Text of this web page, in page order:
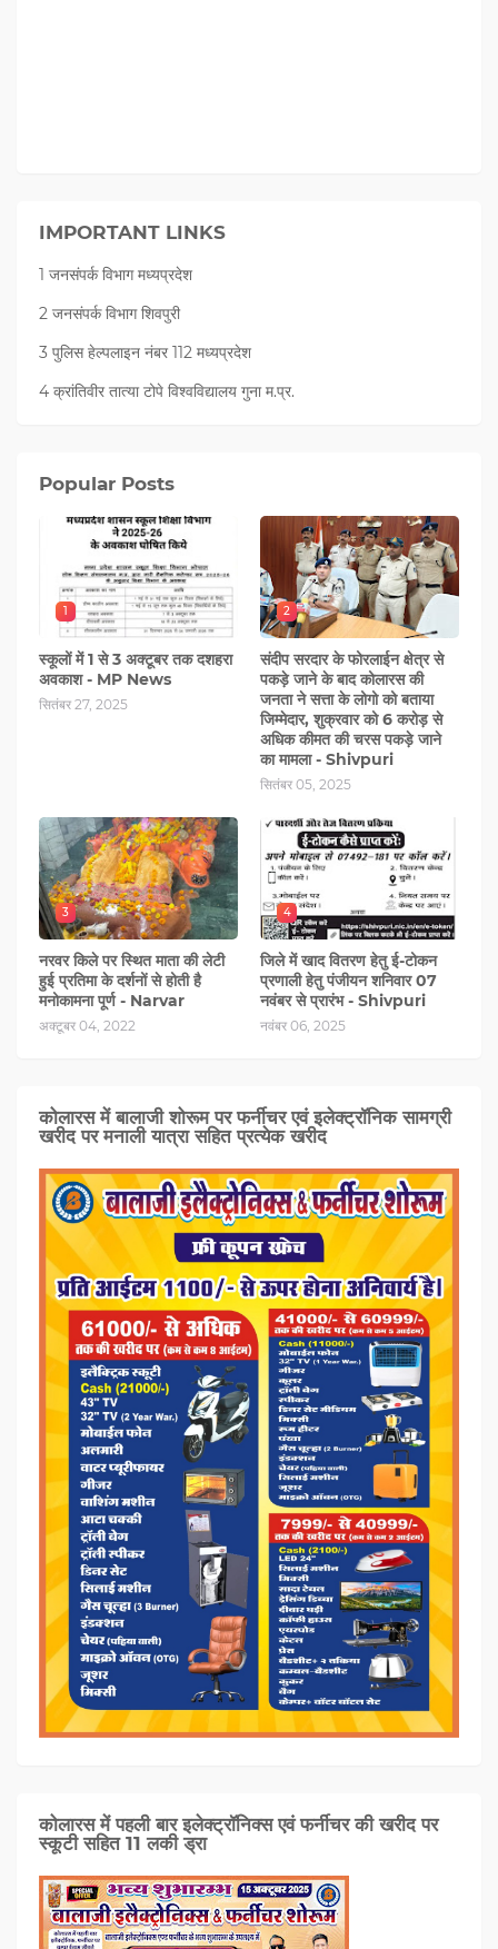
IMPORTANT LINKS
1 जनसंपर्क विभाग मध्यप्रदेश
2 जनसंपर्क विभाग शिवपुरी
3 पुलिस हेल्पलाइन नंबर 112 मध्‍यप्रदेश
4 क्रांतिवीर तात्या टोपे विश्वविद्यालय गुना म.प्र.
Popular Posts
1
स्कूलों में 1 से 3 अक्टूबर तक दशहरा
अवकाश - MP News
सितंबर 27, 2025
2
संदीप सरदार के फोरलाईन क्षेत्र से
पकड़े जाने के बाद कोलारस की
जनता ने सत्ता के लोगो को बताया
जिम्मेदार, शुक्रवार को 6 करोड़ से
अधिक कीमत की चरस पकड़े जाने
का मामला - Shivpuri
सितंबर 05, 2025
3
नरवर किले पर स्थित माता की लेटी
हुई प्रतिमा के दर्शनों से होती है
मनोकामना पूर्ण - Narvar
अक्टूबर 04, 2022
4
जिले में खाद वितरण हेतु ई-टोकन
प्रणाली हेतु पंजीयन शनिवार 07
नवंबर से प्रारंभ - Shivpuri
नवंबर 06, 2025
कोलारस में बालाजी शोरूम पर फर्नीचर एवं इलेक्ट्रॉनिक सामग्री
खरीद पर मनाली यात्रा सहित प्रत्‍येक खरीद
कोलारस में पहली बार इलेक्ट्रॉनिक्स एवं फर्नीचर की खरीद पर
स्कूटी सहित 11 लकी ड्रा